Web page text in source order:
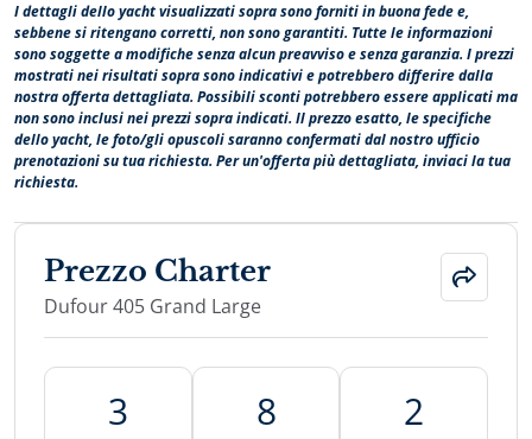
I dettagli dello yacht visualizzati sopra sono forniti in buona fede e,
sebbene si ritengano corretti, non sono garantiti. Tutte le informazioni
sono soggette a modifiche senza alcun preavviso e senza garanzia. I prezzi
mostrati nei risultati sopra sono indicativi e potrebbero differire dalla
nostra offerta dettagliata. Possibili sconti potrebbero essere applicati ma
non sono inclusi nei prezzi sopra indicati. Il prezzo esatto, le specifiche
dello yacht, le foto/gli opuscoli saranno confermati dal nostro ufficio
prenotazioni su tua richiesta. Per un'offerta più dettagliata, inviaci la tua
richiesta.
Prezzo Charter
Dufour 405 Grand Large
3 8 2